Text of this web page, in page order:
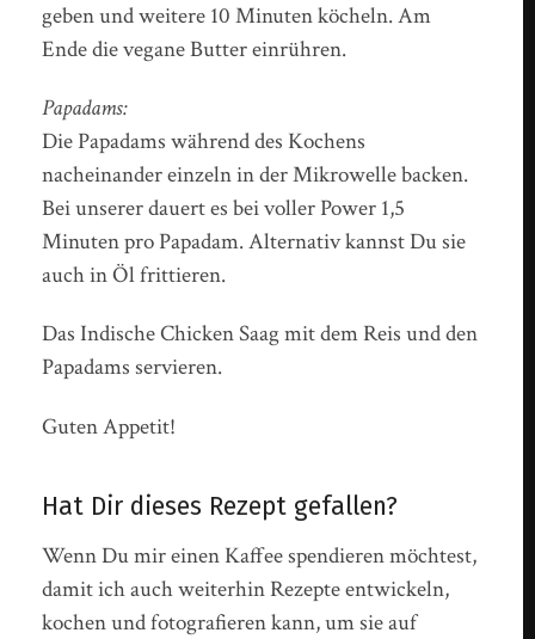
geben und weitere 10 Minuten köcheln. Am
Ende die vegane Butter einrühren.
Papadams:
Die Papadams während des Kochens
nacheinander einzeln in der Mikrowelle backen.
Bei unserer dauert es bei voller Power 1,5
Minuten pro Papadam. Alternativ kannst Du sie
auch in Öl frittieren.
Das Indische Chicken Saag mit dem Reis und den
Papadams servieren.
Guten Appetit!
Hat Dir dieses Rezept gefallen?
Wenn Du mir einen Kaffee spendieren möchtest,
damit ich auch weiterhin Rezepte entwickeln,
kochen und fotografieren kann, um sie auf